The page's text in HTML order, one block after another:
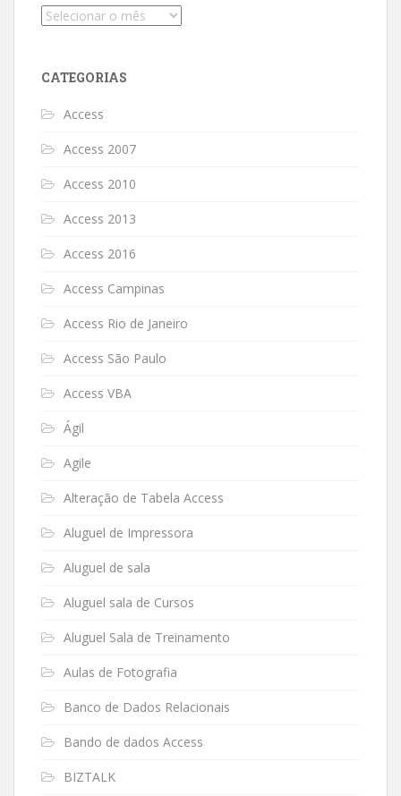
Arquivos
CATEGORIAS
Access
Access 2007
Access 2010
Access 2013
Access 2016
Access Campinas
Access Rio de Janeiro
Access São Paulo
Access VBA
Ágil
Agile
Alteração de Tabela Access
Aluguel de Impressora
Aluguel de sala
Aluguel sala de Cursos
Aluguel Sala de Treinamento
Aulas de Fotografia
Banco de Dados Relacionais
Bando de dados Access
BIZTALK